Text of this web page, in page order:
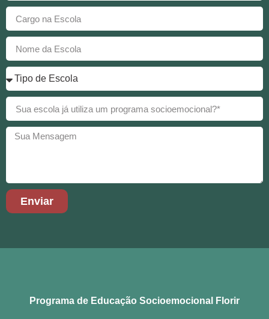
Enviar
Programa de Educação Socioemocional Florir